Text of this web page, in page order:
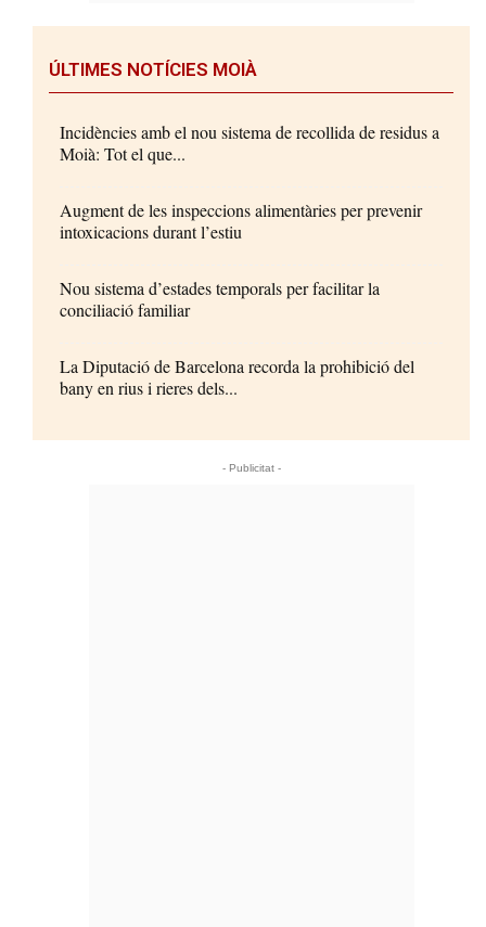
ÚLTIMES NOTÍCIES MOIÀ
Incidències amb el nou sistema de recollida de residus a
Moià: Tot el que...
Augment de les inspeccions alimentàries per prevenir
intoxicacions durant l’estiu
Nou sistema d’estades temporals per facilitar la
conciliació familiar
La Diputació de Barcelona recorda la prohibició del
bany en rius i rieres dels...
- Publicitat -